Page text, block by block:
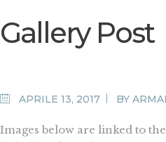
Gallery Post
APRILE 13, 2017 BY
Images below are linked to